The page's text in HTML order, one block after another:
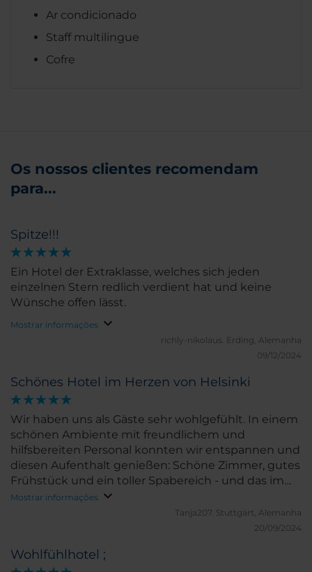
Ar condicionado
Staff multilingue
Cofre
Os nossos clientes recomendam
para...
Spitze!!!
Ein Hotel der Extraklasse, welches sich jeden
einzelnen Stern redlich verdient hat und keine
Wünsche offen lässt.
Mostrar informações
richly-nikolaus. Erding, Alemanha
09/12/2024
Schönes Hotel im Herzen von Helsinki
Wir haben uns als Gäste sehr wohlgefühlt. In einem
schönen Ambiente mit freundlichem und
hilfsbereiten Personal konnten wir entspannen und
diesen Aufenthalt genießen: Schöne Zimmer, gutes
Frühstück und ein toller Spabereich - und das im
Herzen von Helsinki. Vielen Dank!
Mostrar informações
Tanja207. Stuttgart, Alemanha
20/09/2024
Wohlfühlhotel ;